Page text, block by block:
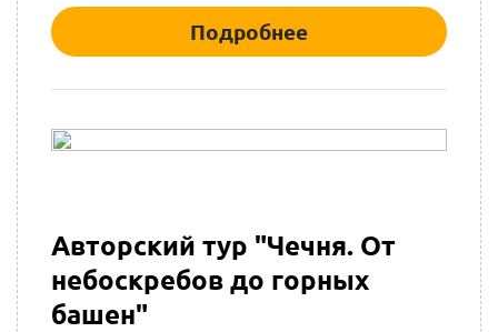
Подробнее
Авторский тур "Чечня. От
небоскребов до горных
башен"